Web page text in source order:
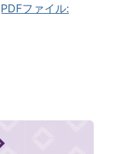
ファイル: